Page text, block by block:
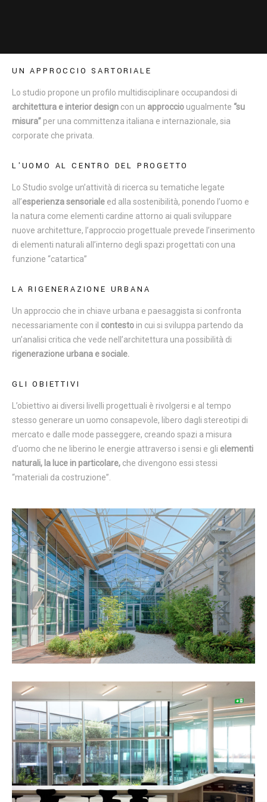
UN APPROCCIO SARTORIALE
Lo studio propone un profilo multidisciplinare occupandosi di
architettura e interior design con un approccio ugualmente “su
misura” per una committenza italiana e internazionale, sia
corporate che privata.
L'UOMO AL CENTRO DEL PROGETTO
Lo Studio svolge un’attività di ricerca su tematiche legate
all’esperienza sensoriale ed alla sostenibilità, ponendo l’uomo e
la natura come elementi cardine attorno ai quali sviluppare
nuove architetture, l’approccio progettuale prevede l’inserimento
di elementi naturali all’interno degli spazi progettati con una
funzione “catartica”
LA RIGENERAZIONE URBANA
Un approccio che in chiave urbana e paesaggista si confronta
necessariamente con il contesto in cui si sviluppa partendo da
un’analisi critica che vede nell’architettura una possibilità di
rigenerazione urbana e sociale.
GLI OBIETTIVI
L’obiettivo ai diversi livelli progettuali è rivolgersi e al tempo
stesso generare un uomo consapevole, libero dagli stereotipi di
mercato e dalle mode passeggere, creando spazi a misura
d’uomo che ne liberino le energie attraverso i sensi e gli elementi
naturali, la luce in particolare, che divengono essi stessi
“materiali da costruzione”.